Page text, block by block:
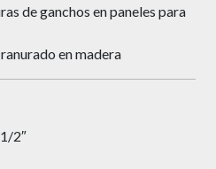
de ganchos en paneles para
en madera
2″